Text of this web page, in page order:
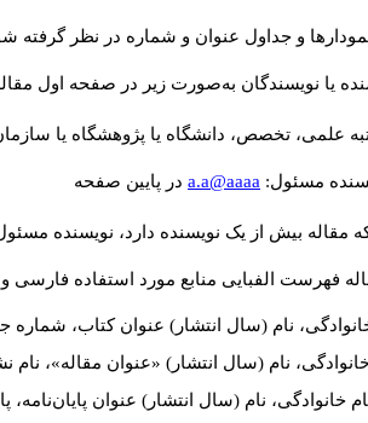
و جداول عنوان و شماره در نظر گرفته
یا نویسندگان به‌صورت زیر در صفحه اول
علمی، تخصص، دانشگاه یا پژوهشگاه یا
مسئول: a.a@aaaa در پايين صفحه
مقاله بیش از یک نویسنده دارد، نویسنده
فهرست الفبایی منابع مورد استفاده فارسی
نام (سال انتشار) عنوان کتاب، شماره
خانوادگی، نام (سال انتشار) «عنوان مقاله»،
نام خانوادگی، نام (سال انتشار) عنوان